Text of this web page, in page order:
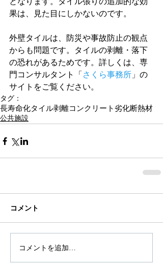
果は、見た目にしかないのです。
外壁タイルは、防災や事故防止の観点
からも問題です。タイルの剥離・落下
の恐れがあるためです。詳しくは、専
門コンサルタント「さくら事務所 」の
サイトをご覧ください。
タグ：
長寿命化タイル剥離コンクリート劣化断熱材
公共施設
コメント
コメントを追加…